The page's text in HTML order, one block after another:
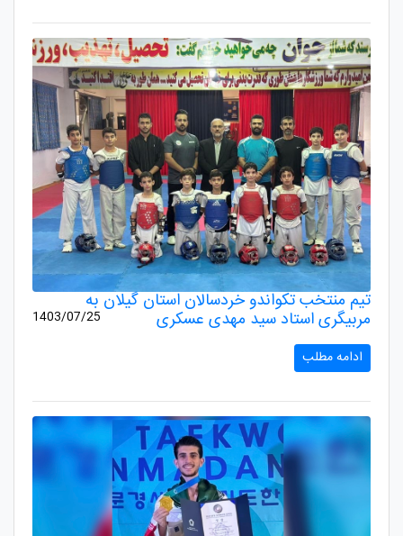
تیم منتخب تکواندو خردسالان استان گیلان به
مربیگری استاد سید مهدی عسکری 1403/07/25
ادامه مطلب